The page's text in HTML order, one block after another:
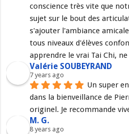
conscience très vite que
sujet sur le bout des
s'ajouter l'ambiance
tous niveaux d'élèves
apprendre le vrai Tai Chi,
Valérie SOUBEYRAND
7 years ago
Un super
dans la bienveillance de
originel. Je recommande
M. G.
8 years ago